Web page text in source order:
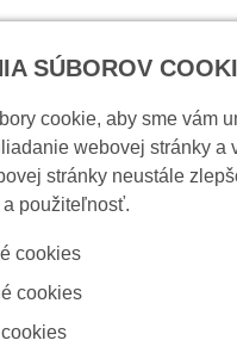
Signálny kábel
SÚBOROV
cookie, aby sme vám
webovej stránky a
stránky neustále
použiteľnosť.
cookies
cookies